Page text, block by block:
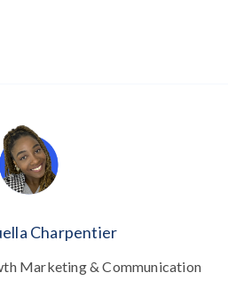
Charpentier
Marketing & Communication